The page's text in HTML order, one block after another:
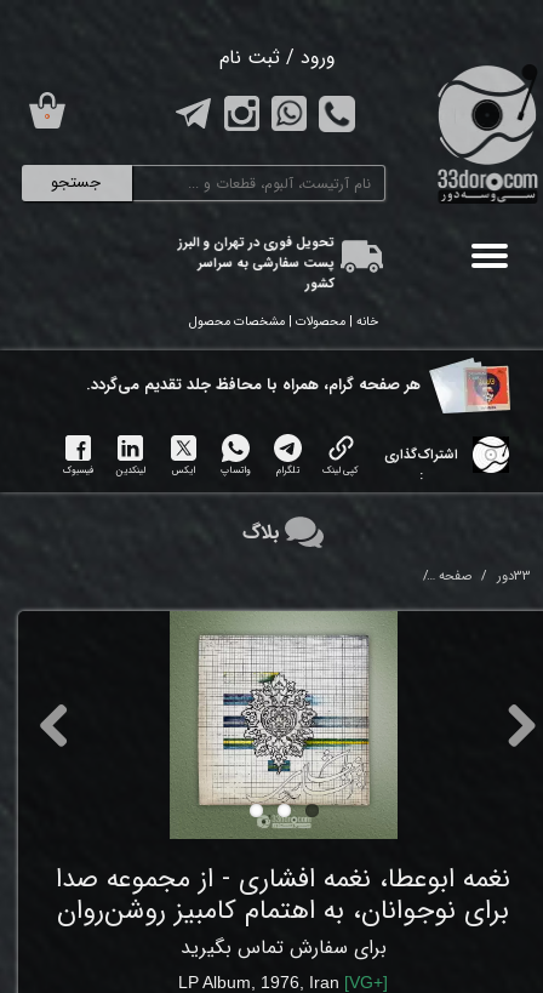
جستجو
ورود / ثبت نام
تغییر گذر واژه
سفارشات
تحویل فوری در تهران و البرز
پست سفارشی به سراسر
کشور
۰
خانه | محصولات | مشخصات محصول
هر ​صفحه گرام، همراه با محافظ جلد تقدیم می‌گردد.
اشتراک‌گذاری
:
کپی لینک تلگرام واتساپ ایکس لینکدین فیسبوک
33دور صفحه
نغمه ابوعطا، نغمه افشاری - از مجموعه صدا
برای نوجوانان، به اهتمام کامبیز روشن‌روان
برای سفارش تماس بگیرید
LP Album, 1976, Iran [VG+]
بلاگ